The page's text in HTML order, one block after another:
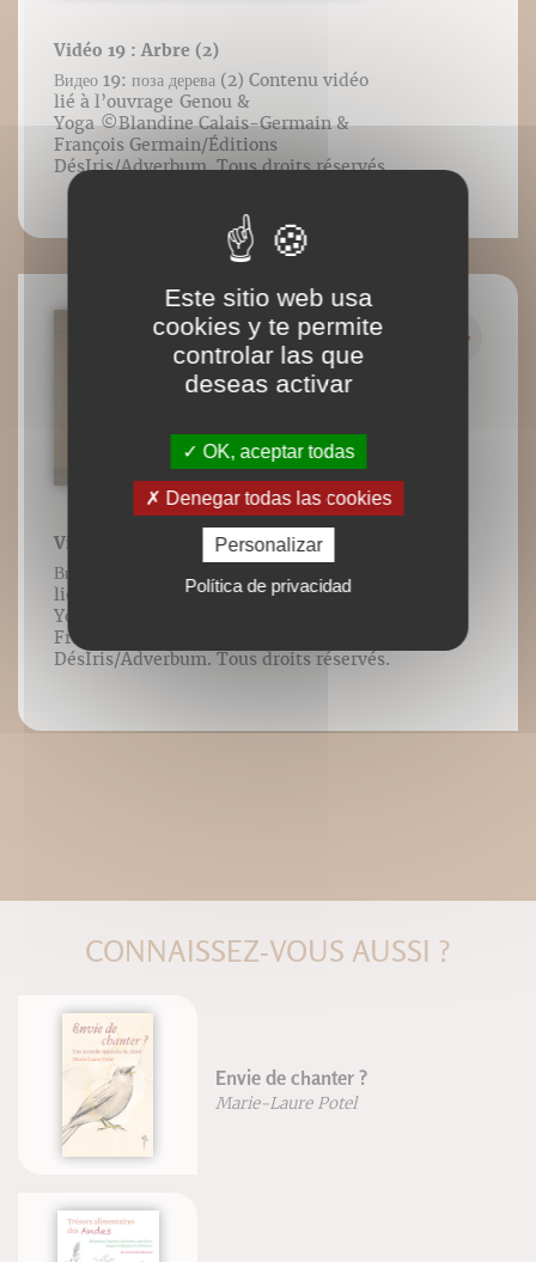
Vidéo 19 : Arbre (2)
Видео 19: поза дерева (2) Contenu vidéo
lié à l’ouvrage Genou &
Yoga ©️Blandine Calais-Germain &
François Germain/Éditions
DésIris/Adverbum. Tous droits réservés.
Vidéo 20 : Arbre (3)
Видео 20: поза дерева (3) Contenu vidéo
lié à l’ouvrage Genou &
Yoga ©️Blandine Calais-Germain &
François Germain/Éditions
DésIris/Adverbum. Tous droits réservés.
CONNAISSEZ-VOUS AUSSI ?
Envie de chanter ?
Marie-Laure Potel
Este sitio web usa
cookies y te permite
controlar las que
deseas activar
OK, aceptar todas
Denegar todas las cookies
Personalizar
Política de privacidad